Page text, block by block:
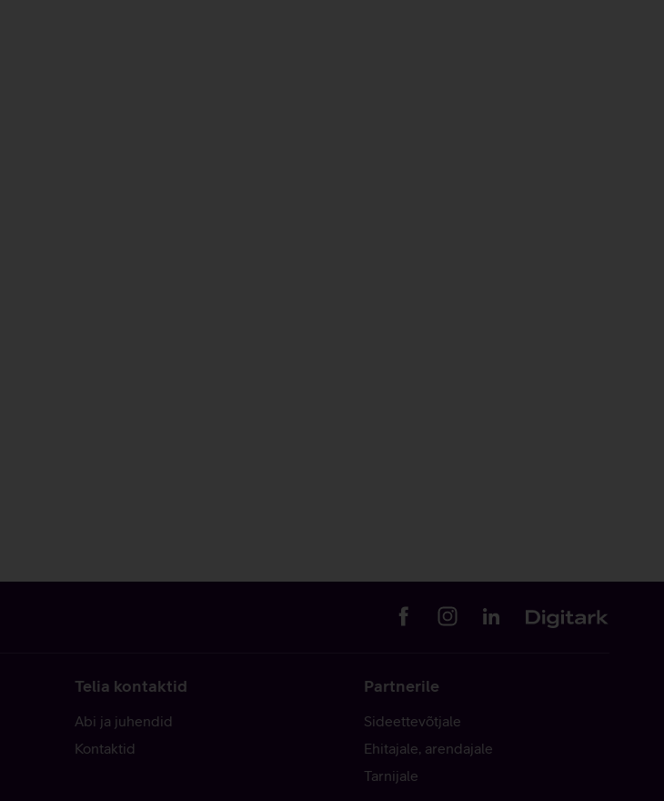
Telia kontaktid
Abi ja juhendid
Kontaktid
Partnerile
Sideettevõtjale
Ehitajale, arendajale
Tarnijale